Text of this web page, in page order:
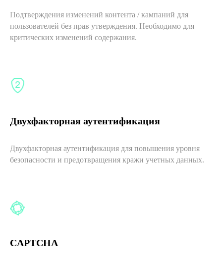
Подтверждения изменений контента / кампаний для
пользователей без прав утверждения. Необходимо для
критических изменений содержания.
Двухфакторная аутентификация
Двухфакторная аутентификация для повышения уровня
безопасности и предотвращения кражи учетных данных.
CAPTCHA